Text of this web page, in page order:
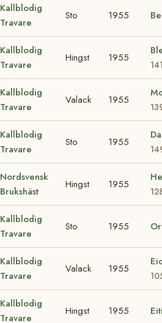
Kallblodig
Travare
Sto 1955
Kallblodig
Travare
Hingst 1955
Kallblodig
Travare
Valack 1955
Kallblodig
Travare
Sto 1955
Nordsvensk
Brukshäst
Hingst 1955
Kallblodig
Travare
Sto 1955
Kallblodig
Travare
Valack 1955
Kallblodig
Travare
Hingst 1955